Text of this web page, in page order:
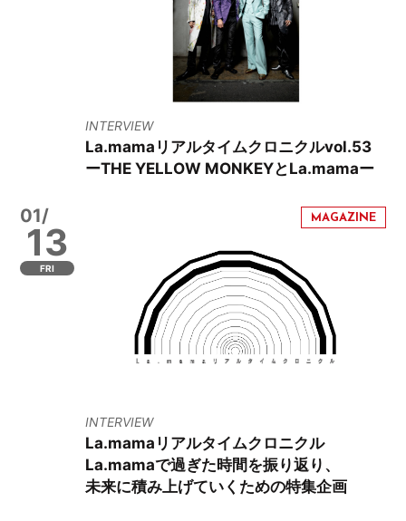
INTERVIEW
La.mamaリアルタイムクロニクルvol.53
ーTHE YELLOW MONKEYとLa.mamaー
01/
13
FRI
INTERVIEW
La.mamaリアルタイムクロニクル
La.mamaで過ぎた時間を振り返り、
未来に積み上げていくための特集企画